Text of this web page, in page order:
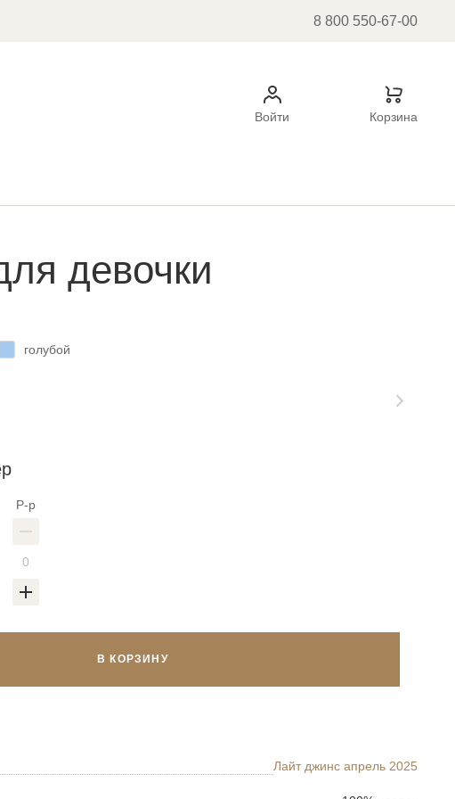
8 800 550-67-00
Войти Корзина
девочки
голубой
Р-р
В КОРЗИНУ
Лайт джинс апрель 2025